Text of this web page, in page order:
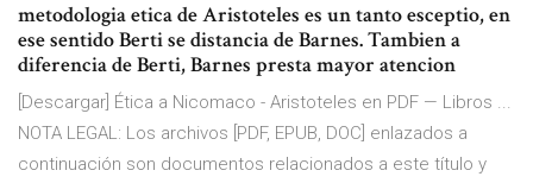
metodologia etica de Aristoteles es un tanto esceptio, en
ese sentido Berti se distancia de Barnes. Tambien a
diferencia de Berti, Barnes presta mayor atencion
[Descargar] Ética a Nicomaco - Aristoteles en PDF — Libros ...
NOTA LEGAL: Los archivos [PDF, EPUB, DOC] enlazados a
continuación son documentos relacionados a este título y